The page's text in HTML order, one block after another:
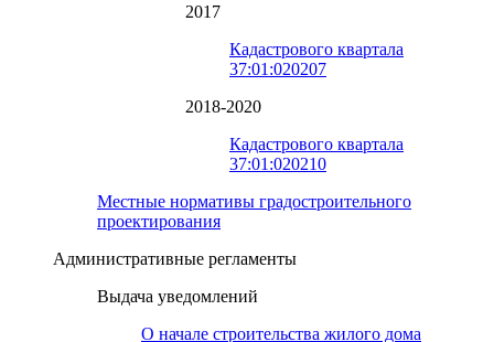
2017
Кадастрового квартала
37:01:020207
2018-2020
Кадастрового квартала
37:01:020210
Местные нормативы градостроительного
проектирования
Административные регламенты
Выдача уведомлений
О начале строительства жилого дома